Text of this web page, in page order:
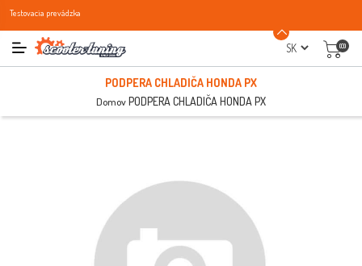
Testovacia prevádzka
(0)
PODPERA CHLADIČA HONDA PX
DomovPODPERA CHLADIČA HONDA PX